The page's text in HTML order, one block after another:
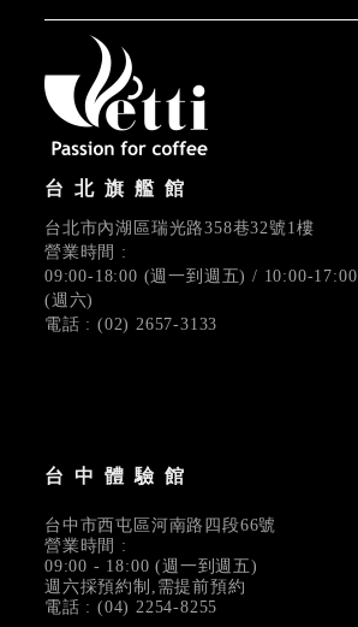
台北旗艦館
台北市內湖區瑞光路358巷32號1樓
營業時間 :
09:00-18:00 (週一到週五) / 10:00-17:00
(週六)
電話 : (02) 2657-3133
台中體驗館
台中市西屯區河南路四段66號
營業時間 :
09:00 - 18:00 (週一到週五)
週六採預約制,需提前預約
電話 : (04) 2254-8255